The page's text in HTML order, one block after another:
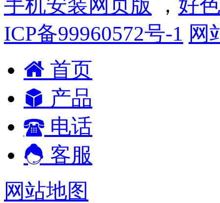
手机安装网页版
， 好
ICP备99960572号-1 网
首页
产品
电话
客服
网站地图